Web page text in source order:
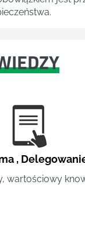
,
wartościowy